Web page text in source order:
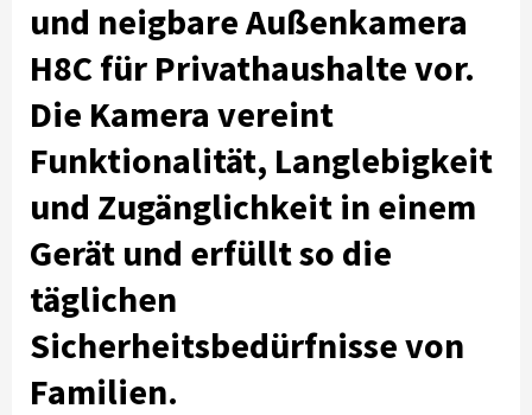
und neigbare Außenkamera
H8C für Privathaushalte vor.
Die Kamera vereint
Funktionalität, Langlebigkeit
und Zugänglichkeit in einem
Gerät und erfüllt so die
täglichen
Sicherheitsbedürfnisse von
Familien.